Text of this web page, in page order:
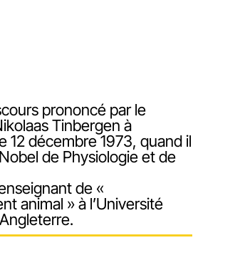
prononcé par le
Tinbergen à
12 décembre 1973, quand il
de Physiologie et de
de «
animal » à l’Université